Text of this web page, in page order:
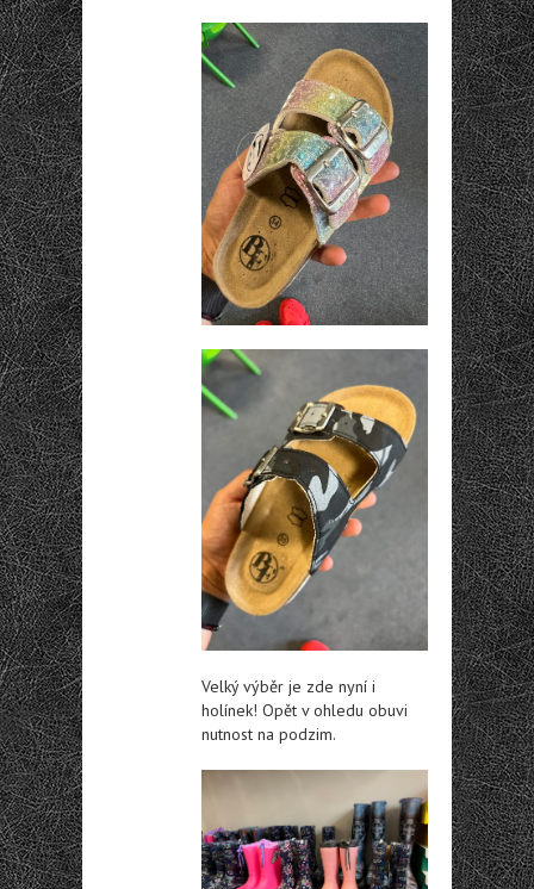
Velký výběr je zde nyní i
holínek! Opět v ohledu obuvi
nutnost na podzim.